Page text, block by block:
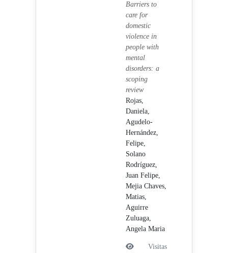
Barriers to
care for
domestic
violence in
people with
mental
disorders: a
scoping
review
Rojas,
Daniela,
Agudelo-
Hernández,
Felipe,
Solano
Rodríguez,
Juan Felipe,
Mejia Chaves,
Matias,
Aguirre
Zuluaga,
Angela Maria
Visitas